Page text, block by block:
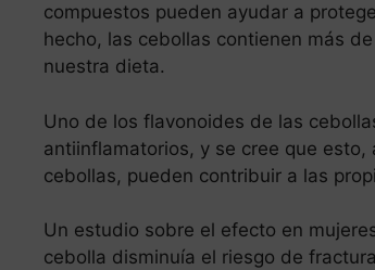
compuestos pueden ayudar a
hecho, las cebollas contienen más
nuestra dieta.
Uno de los flavonoides de las
antiinflamatorios, y se cree que
cebollas, pueden contribuir a las
Un estudio sobre el efecto en
cebolla disminuía el riesgo de